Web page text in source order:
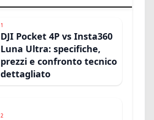
1
DJI Pocket 4P vs Insta360
Luna Ultra: specifiche,
prezzi e confronto tecnico
dettagliato
2